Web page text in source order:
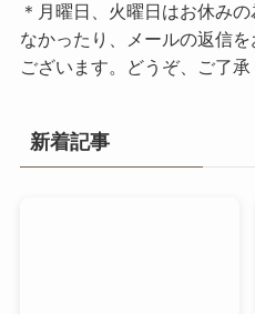
＊月曜日、火曜日はお休み
なかったり、メールの返信
ございます。どうぞ、ご了承
新着記事